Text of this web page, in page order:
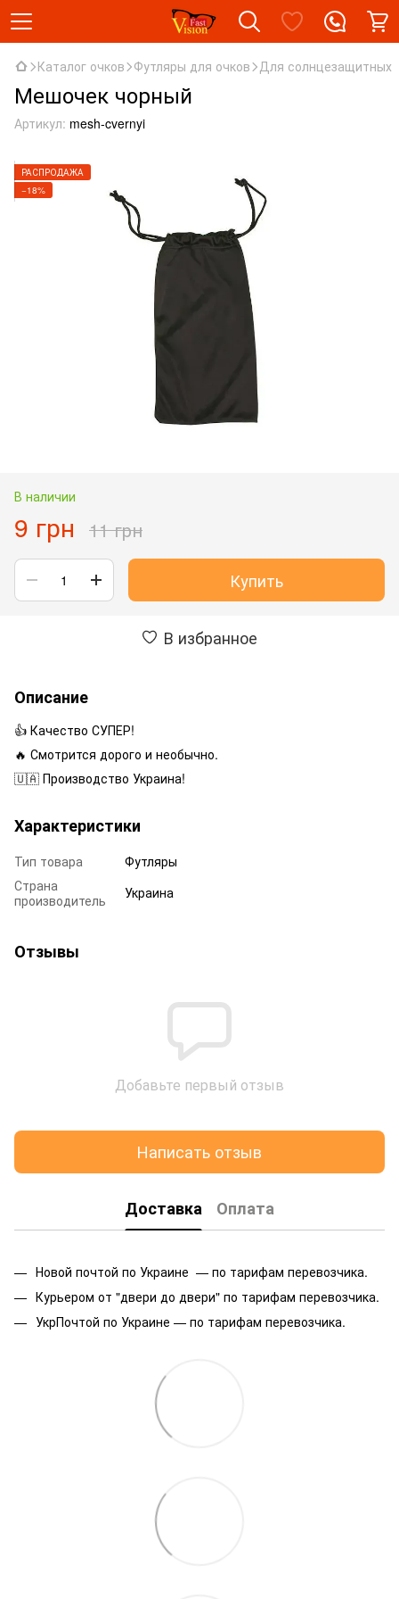
Каталог очков Футляры для очков Для солнцезащитных
Мешочек чорный
Артикул: mesh-cvernyi
РАСПРОДАЖА
−18%
В наличии
9 грн 11 грн
Купить
В избранное
Описание
👍 Качество СУПЕР!
🔥 Смотрится дорого и необычно.
🇺🇦 Производство Украина!
Характеристики
Тип товара
Футляры
Страна
производитель
Украина
Отзывы
Добавьте первый отзыв
Написать отзыв
Доставка Оплата
Новой почтой по Украине — по тарифам перевозчика.
Курьером от "двери до двери" по тарифам перевозчика.
УкрПочтой по Украине — по тарифам перевозчика.